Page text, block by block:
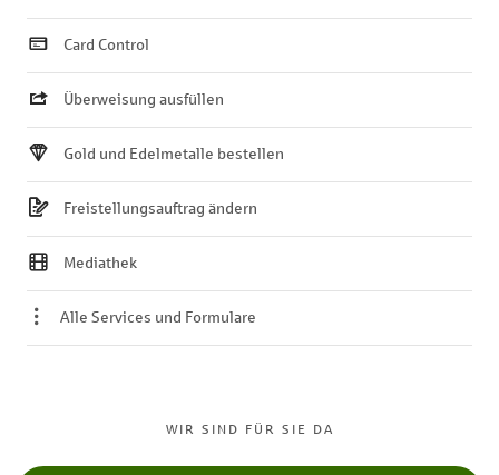
WIR SIND FÜR SIE DA
Card Control
Überweisung ausfüllen
Gold und Edelmetalle bestellen
Freistellungsauftrag ändern
Mediathek
Alle Services und Formulare